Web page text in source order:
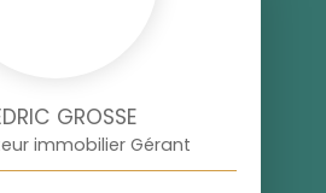
GROSSE
immobilier Gérant